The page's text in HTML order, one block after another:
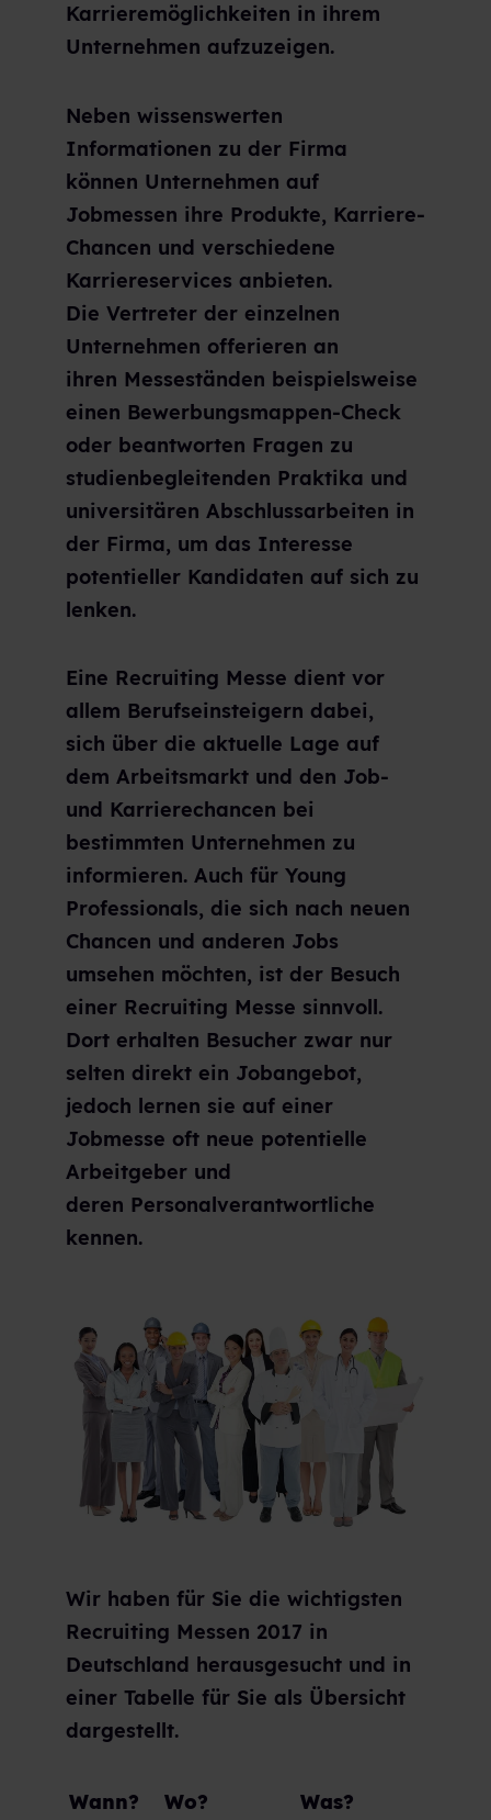
Karrieremöglichkeiten in ihrem
Unternehmen aufzuzeigen.
Neben wissenswerten
Informationen zu der Firma
können Unternehmen auf
Jobmessen ihre Produkte, Karriere-
Chancen und verschiedene
Karriereservices anbieten.
Die Vertreter der einzelnen
Unternehmen offerieren an
ihren Messeständen beispielsweise
einen Bewerbungsmappen-Check
oder beantworten Fragen zu
studienbegleitenden Praktika und
universitären Abschlussarbeiten in
der Firma, um das Interesse
potentieller Kandidaten auf sich zu
lenken.
Eine Recruiting Messe dient vor
allem Berufseinsteigern dabei,
sich über die aktuelle Lage auf
dem Arbeitsmarkt und den Job-
und Karrierechancen bei
bestimmten Unternehmen zu
informieren. Auch für Young
Professionals, die sich nach neuen
Chancen und anderen Jobs
umsehen möchten, ist der Besuch
einer Recruiting Messe sinnvoll.
Dort erhalten Besucher zwar nur
selten direkt ein Jobangebot,
jedoch lernen sie auf einer
Jobmesse oft neue potentielle
Arbeitgeber und
deren Personalverantwortliche
kennen.
Wir haben für Sie die wichtigsten
Recruiting Messen 2017 in
Deutschland herausgesucht und in
einer Tabelle für Sie als Übersicht
dargestellt.
Wann? Wo? Was?